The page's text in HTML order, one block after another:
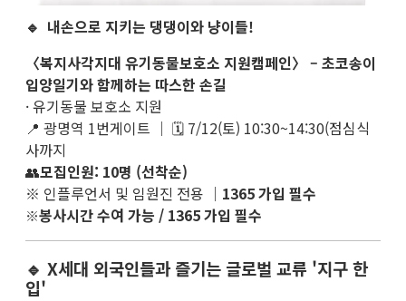
🔹 내손으로 지키는 댕댕이와 냥이들!
〈복지사각지대 유기동물보호소 지원캠페인〉 – 초코송이
입양일기와 함께하는 따스한 손길
· 유기동물 보호소 지원
📍 광명역 1번게이트 ｜ 🗓 7/12(토) 10:30~14:30(점심식
사까지
👥모집인원: 10명 (선착순)
※ 인플루언서 및 임원진 전용 ｜ 1365 가입 필수
※봉사시간 수여 가능 / 1365 가입 필수
🔹 X세대 외국인들과 즐기는 글로벌 교류 '지구 한
입'